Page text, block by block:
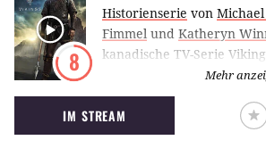
8
Historienserie von
Fimmel und Katheryn
kanadische TV-Serie
Abenteuer von Ragnar
Fimmel), einem der
Ära, der zum König der
aufsteigt. Angesiedelt ist
Mehr
IM STREAM